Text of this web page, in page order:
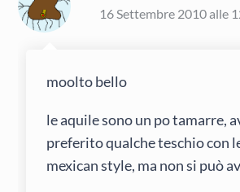
16 Settembre 2010 alle
moolto bello
le aquile sono un po tamarre,
preferito qualche teschio con
mexican style, ma non si può